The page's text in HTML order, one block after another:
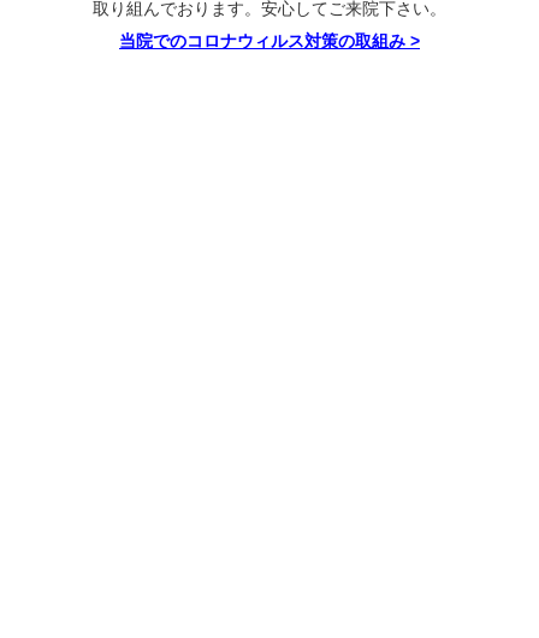
取り組んでおります。安心してご来院下さい。
当院でのコロナウィルス対策の取組み >